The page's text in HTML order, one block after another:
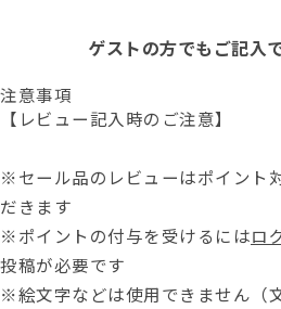
ゲストの方でもご記入で
注意事項
【レビュー記入時のご注意】
※セール品のレビューはポイント
だきます
※ポイントの付与を受けるにはロ
投稿が必要です
※絵文字などは使用できません（